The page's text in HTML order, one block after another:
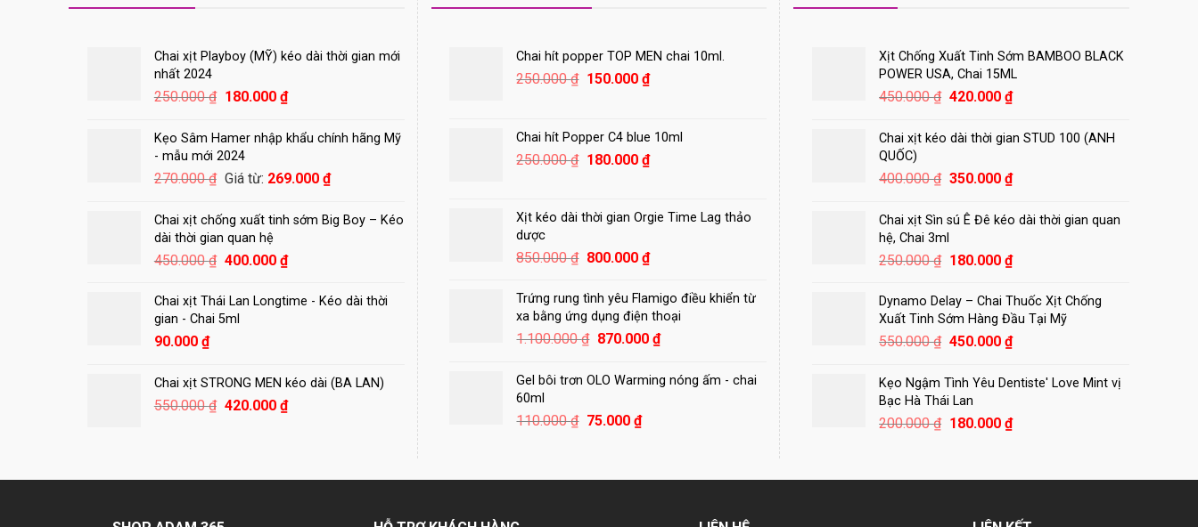
Chai xịt Playboy (MỸ) kéo dài thời gian mới
nhất 2024
250.000₫ Giá
là:
250.000 ₫.
180.000 ₫Giá
tại
180.000 ₫.
Kẹo Sâm Hamer nhập khẩu chính hãng Mỹ
- mẫu mới 2024
270.000₫ Giá từ: 269.000 ₫
Chai xịt chống xuất tinh sớm Big Boy – Kéo
dài thời gian quan hệ
450.000₫ Giá
là:
450.000 ₫.
400.000 ₫Giá
tại
Chai xịt Thái Lan Longtime - Kéo dài thời
gian - Chai 5ml
90.000 ₫
Chai xịt STRONG MEN kéo dài (BA LAN)
550.000₫ Giá
420.000 ₫Giá
420.000 ₫.
Chai hít popper TOP MEN chai 10ml.
250.000₫ Giá
250.000 ₫.
150.000₫Giá
là:
150.000 ₫.
Chai hít Popper C4 blue 10ml
250.000₫ Giá
250.000 ₫.
180.000₫Giá
là:
Xịt kéo dài thời gian Orgie Time Lag thảo
dược
850.000₫ Giá
là:
850.000 ₫.
800.000₫Giá
tại
là:
800.000 ₫.
Trứng rung tình yêu Flamigo điều khiển từ
xa bằng ứng dụng điện thoại
1.100.000₫ Giá
là:
870.000₫Giá
tại
Gel bôi trơn OLO Warming nóng ấm - chai
60ml
110.000₫ Giá
110.000 ₫.
75.000₫Giá
là:
Xịt Chống Xuất Tinh Sớm BAMBOO BLACK
POWER USA, Chai 15ML
450.000₫ Giá
là:
420.000 ₫Giá
tại
420.000 ₫.
Chai xịt kéo dài thời gian STUD 100 (ANH
QUỐC)
400.000₫ Giá
là:
400.000 ₫.
350.000 ₫Giá
tại
350.000 ₫.
Chai xịt Sìn sú Ê Đê kéo dài thời gian quan
hệ, Chai 3ml
250.000₫ Giá
là:
250.000 ₫.
180.000 ₫Giá
tại
là:
180.000 ₫.
Dynamo Delay – Chai Thuốc Xịt Chống
Xuất Tinh Sớm Hàng Đầu Tại Mỹ
550.000₫ Giá
là:
550.000 ₫.
450.000 ₫Giá
tại
450.000 ₫.
Kẹo Ngậm Tình Yêu Dentiste' Love Mint vị
Bạc Hà Thái Lan
200.000₫ Giá
200.000 ₫.
180.000 ₫Giá
là: